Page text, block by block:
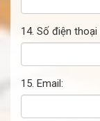
14. Số điện thoại
15. Email: